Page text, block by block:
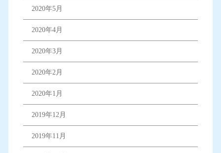
2020年5月
2020年4月
2020年3月
2020年2月
2020年1月
2019年12月
2019年11月